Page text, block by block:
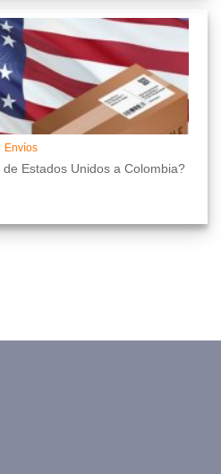
Envíos
Estados Unidos a Colombia?